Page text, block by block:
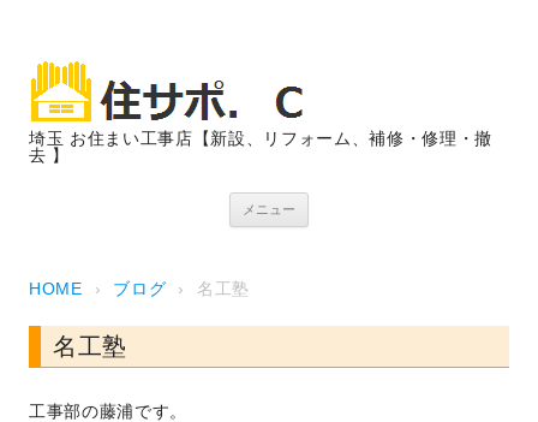
埼玉 お住まい工事店【新設、リフォーム、補修・修理・撤
去 】
メニュー
HOME › ブログ › 名工塾
名工塾
工事部の藤浦です。